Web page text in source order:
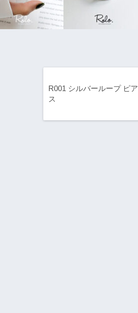
R001 シルバーループ ピア
ス